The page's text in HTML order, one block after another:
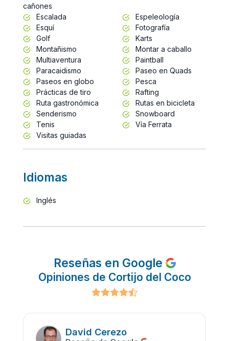
cañones
Escalada
Espeleología
Esquí
Fotografía
Golf
Karts
Montañismo
Montar a caballo
Multiaventura
Paintball
Paracaidismo
Paseo en Quads
Paseos en globo
Pesca
Prácticas de tiro
Rafting
Ruta gastronómica
Rutas en bicicleta
Senderismo
Snowboard
Tenis
Vía Ferrata
Visitas guiadas
Idiomas
Inglés
Reseñas en Google
Opiniones de Cortijo del Coco
David Cerezo